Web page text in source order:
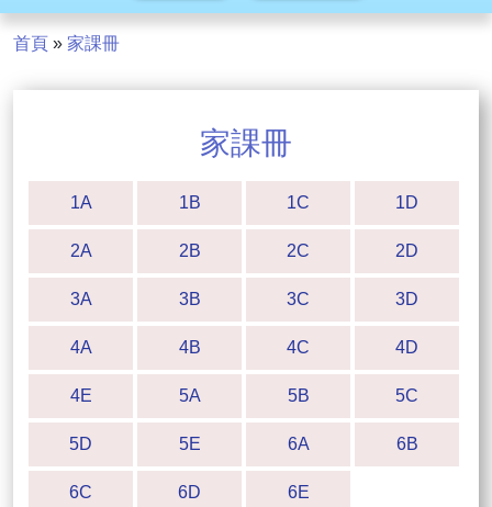
首頁 » 家課冊
家課冊
1A 1B 1C 1D
2A 2B 2C 2D
3A 3B 3C 3D
4A 4B 4C 4D
4E 5A 5B 5C
5D 5E 6A 6B
6C 6D 6E